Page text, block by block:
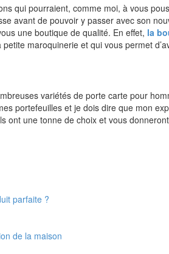
qui pourraient, comme moi, à vous
avant de pouvoir y passer avec son
une boutique de qualité. En effet, la
maroquinerie et qui vous permet
variétés de porte carte pour
portefeuilles et je dois dire que mon
ont une tonne de choix et vous
parfaite ?
de la maison